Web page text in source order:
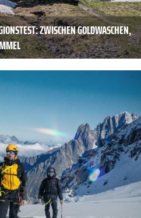
ZWISCHEN GOLDWASCHEN,